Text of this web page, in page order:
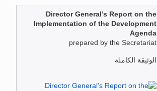
Director General’s Report on the
Implementation of the Development
Agenda
prepared by the Secretariat
الوثيقة الكاملة